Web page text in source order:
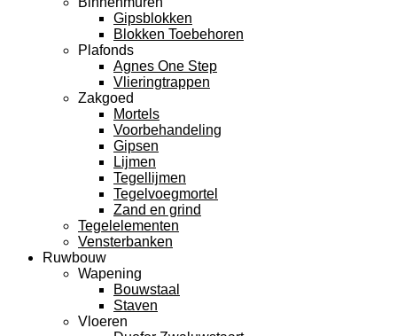
Gipsblokken
Blokken Toebehoren
Plafonds
Agnes One Step
Vlieringtrappen
Zakgoed
Mortels
Voorbehandeling
Gipsen
Lijmen
Tegellijmen
Tegelvoegmortel
Zand en grind
Tegelelementen
Vensterbanken
Ruwbouw
Wapening
Bouwstaal
Staven
Vloeren